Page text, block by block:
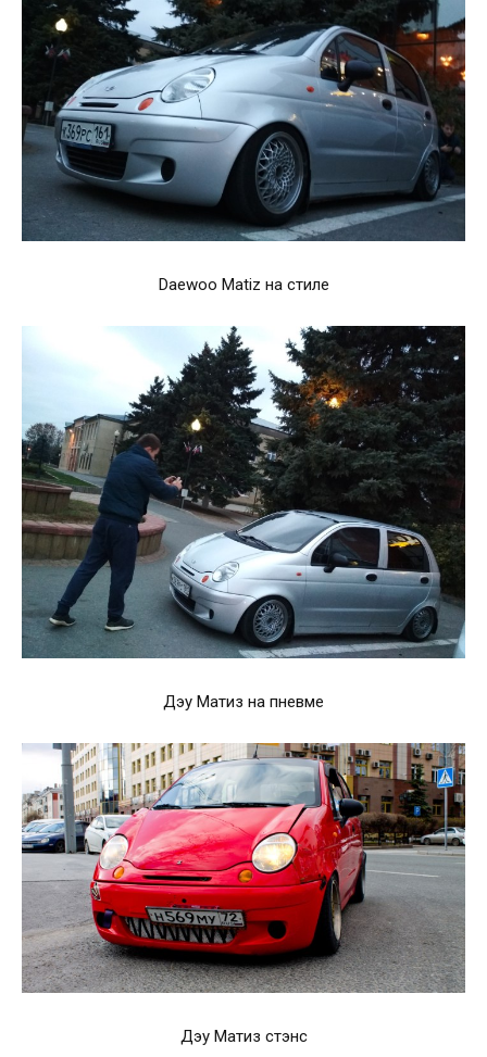
Daewoo Matiz на стиле
Дэу Матиз на пневме
Дэу Матиз стэнс